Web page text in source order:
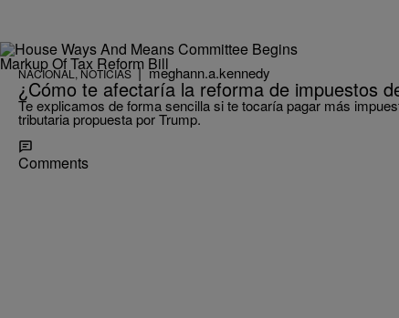
NACIONAL,NOTICIAS| meghann.a.kennedy
¿Cómo te afectaría la reforma de impuestos
Te explicamos de forma sencilla si te tocaría pagar más
tributaria propuesta por Trump.
Comments